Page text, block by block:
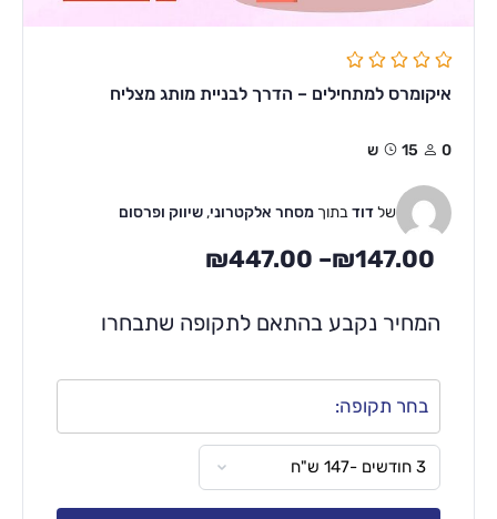
איקומרס למתחילים – הדרך לבניית מותג מצליח
0 15ש
שלדודבתוך מסחר אלקטרוני, שיווק ופרסום
₪147.00
–
₪447.00
המחיר נקבע בהתאם לתקופה שתבחרו
בחר תקופה: